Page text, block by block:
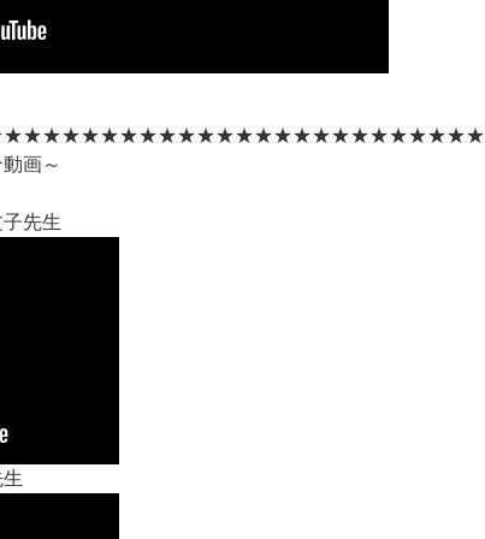
画～
先生